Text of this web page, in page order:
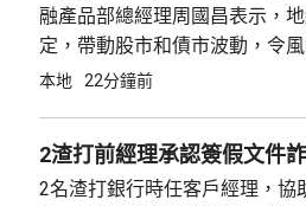
融產品部總經理周國昌表示，
定，帶動股市和債市波動，令
利率普遍約3厘，保證息率4.25
本地 22分鐘前
2渣打前經理承認簽假文件
2名渣打銀行時任客戶經理，協